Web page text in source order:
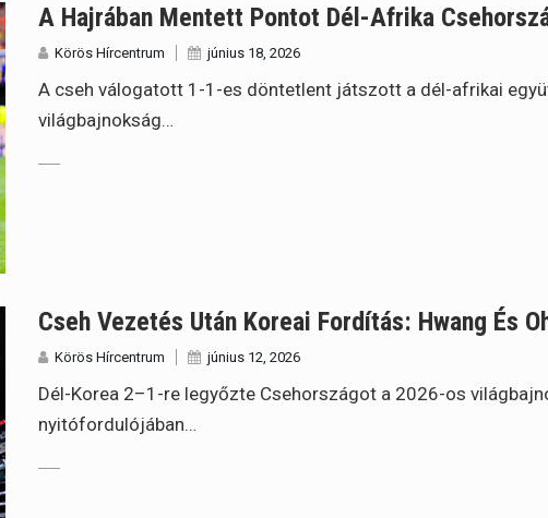
A Hajrában Mentett Pontot Dél-Afrika
Körös Hírcentrum június 18, 2026
A cseh válogatott 1-1-es döntetlent játszott a dél-afrikai
világbajnokság…
Cseh Vezetés Után Koreai Fordítás: Hwang És
Körös Hírcentrum június 12, 2026
Dél-Korea 2–1-re legyőzte Csehországot a 2026-os
nyitófordulójában…